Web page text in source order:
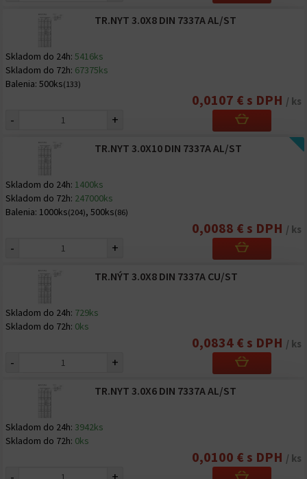
TR.NYT 3.0X8 DIN 7337A AL/ST
Skladom do 24h: 5416ks
Skladom do 72h: 67375ks
Balenia: 500ks(133)
0,0107 € s DPH / ks
- +
TR.NYT 3.0X10 DIN 7337A AL/ST
Skladom do 24h: 1400ks
Skladom do 72h: 247000ks
Balenia: 1000ks(204), 500ks(86)
0,0088 € s DPH / ks
- +
TR.NÝT 3.0X8 DIN 7337A CU/ST
Skladom do 24h: 729ks
Skladom do 72h: 0ks
0,0834 € s DPH / ks
- +
TR.NYT 3.0X6 DIN 7337A AL/ST
Skladom do 24h: 3942ks
Skladom do 72h: 0ks
0,0100 € s DPH / ks